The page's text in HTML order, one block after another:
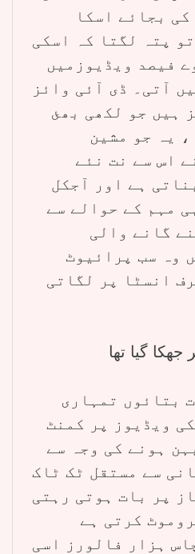
بجائے اسکا
پتہ لگتا کہ اسکی
فیصد ویڈیوزمیں
آتی۔ ڈی آئی وائز
ہیں جو لکھی بھئ
، یہ جو مشین
اس سے نت نئے
ہے اور آجکل
مہم کے حوالے سے
گانے والی
وہ سب پرائیوٹ
انسٹا پر لگاتی
گیا تھا
بتائوں تمہاری
ویڈیوز پر کمنٹ
ہونے کی وجہ سے
سے مستقل ٹک ٹاک
پر بات ہوتی رہتی
کرتی ہے
ہزار فالورز اسی